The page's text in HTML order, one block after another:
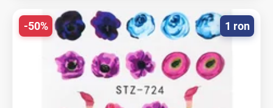
1 ron
-50%